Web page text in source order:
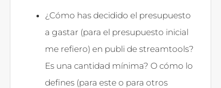
¿Cómo has decidido el presupuesto
a gastar (para el presupuesto inicial
me refiero) en publi de streamtools?
Es una cantidad mínima? O cómo lo
defines (para este o para otros